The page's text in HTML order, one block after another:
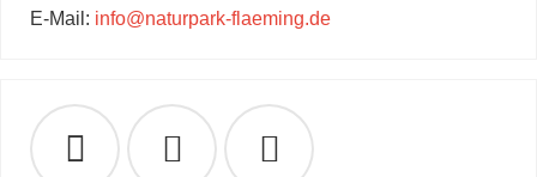
E-Mail: info@naturpark-flaeming.de